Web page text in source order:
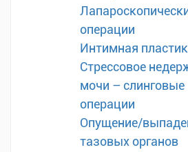
операции
Интимная
Стрессовое
мочи – слинговые
операции
Опущение/
тазовых органов